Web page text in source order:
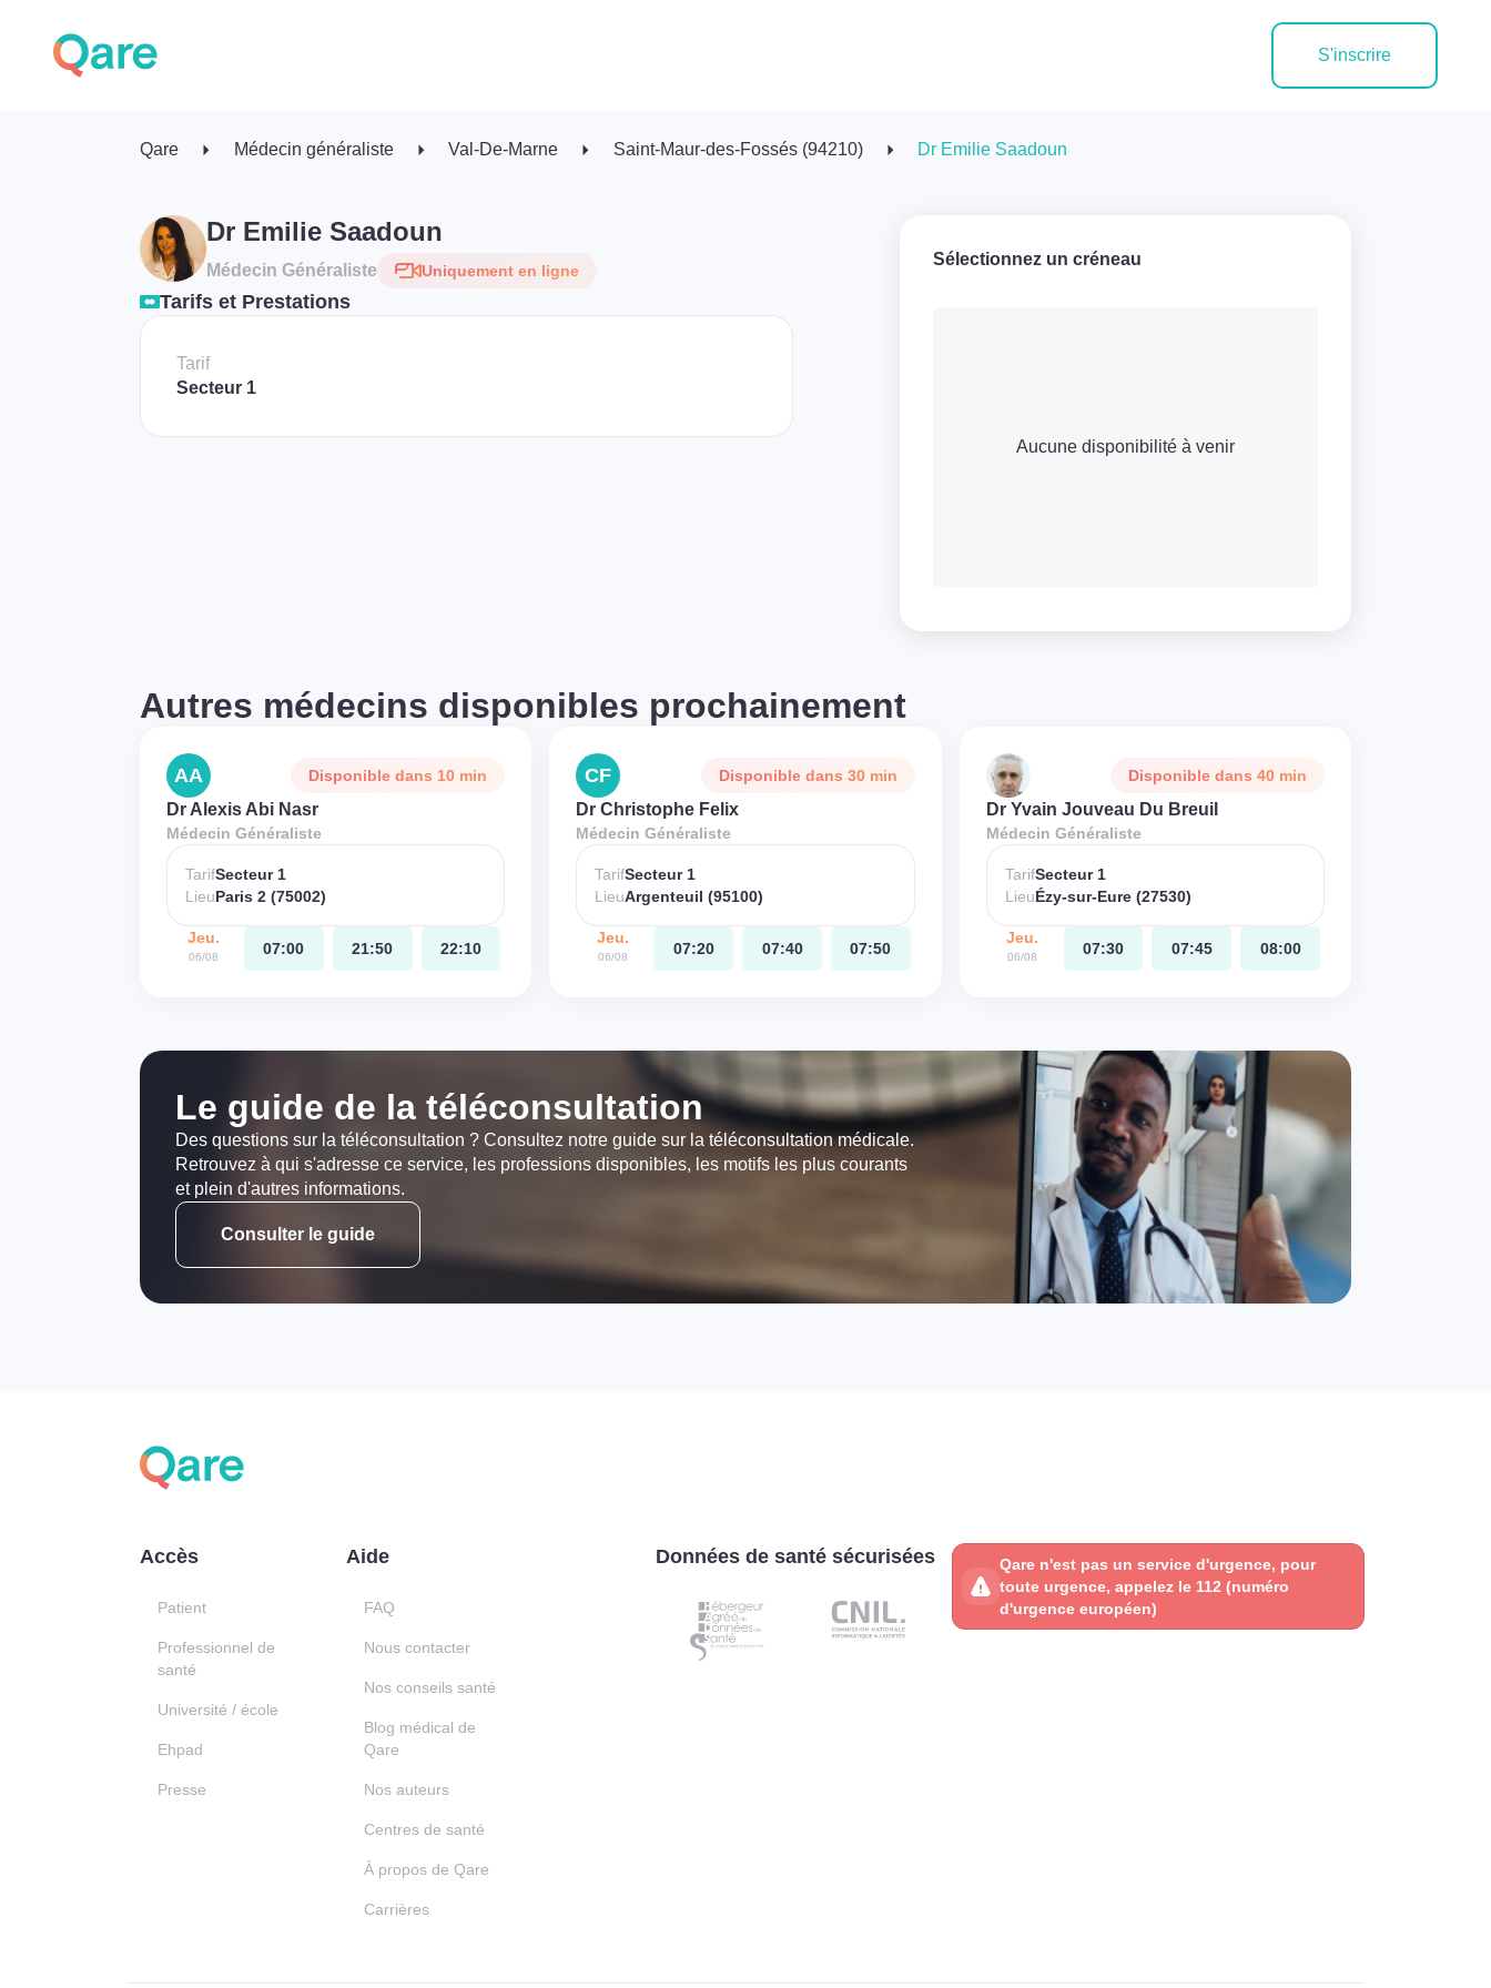
S'inscrire
Qare Médecin généraliste Val-De-Marne Saint-Maur-des-Fossés (94210) Dr Emilie Saadoun
Dr Emilie Saadoun
Médecin Généraliste Uniquement en ligne
Tarifs et Prestations
Tarif
Secteur 1
Sélectionnez un créneau
Aucune disponibilité à venir
Autres médecins disponibles prochainement
AA Disponible dans 10 min
Dr Alexis Abi Nasr
Médecin Généraliste
TarifSecteur 1
LieuParis 2 (75002)
Jeu.
06/08 07:00 21:50 22:10
CF Disponible dans 30 min
Dr Christophe Felix
Médecin Généraliste
TarifSecteur 1
LieuArgenteuil (95100)
Jeu.
06/08 07:20 07:40 07:50
Disponible dans 40 min
Dr Yvain Jouveau Du Breuil
Médecin Généraliste
TarifSecteur 1
LieuÉzy-sur-Eure (27530)
Jeu.
06/08 07:30 07:45 08:00
Le guide de la téléconsultation
Des questions sur la téléconsultation ? Consultez notre guide sur la téléconsultation médicale.
Retrouvez à qui s'adresse ce service, les professions disponibles, les motifs les plus courants
et plein d'autres informations.
Consulter le guide
Accès
Patient
Professionnel de
santé
Université / école
Ehpad
Presse
Aide
FAQ
Nous contacter
Nos conseils santé
Blog médical de
Qare
Nos auteurs
Centres de santé
À propos de Qare
Carrières
Données de santé sécurisées
Qare n'est pas un service d'urgence, pour
toute urgence, appelez le 112 (numéro
d'urgence européen)